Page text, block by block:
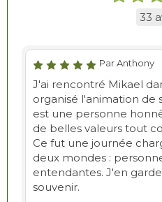
33
Par Anthony
J'ai rencontré Mikael
organisé l'animation de
est une personne
de belles valeurs tout
Ce fut une journée
deux mondes :
entendantes. J'en
souvenir.